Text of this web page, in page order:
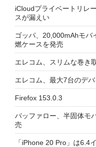
iCloudプライベートリレ
スが漏えい
ゴッパ、20,000mAhモバ
燃ケースを発売
エレコム、スリムな巻き
エレコム、最大7台のデ
Firefox 153.0.3
バッファロー、半固体モ
売
「iPhone 20 Pro」は6.4